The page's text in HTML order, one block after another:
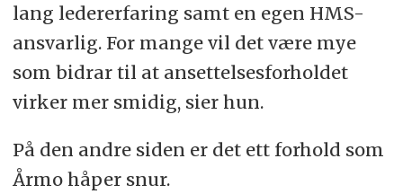
lang ledererfaring samt en egen HMS-
ansvarlig. For mange vil det være mye
som bidrar til at ansettelsesforholdet
virker mer smidig, sier hun.
På den andre siden er det ett forhold som
Årmo håper snur.